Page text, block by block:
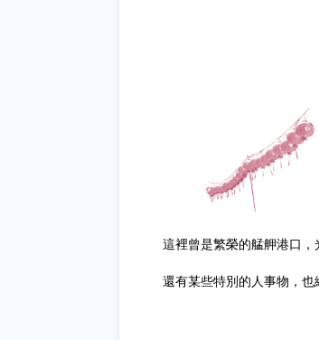
這裡曾是繁榮的艋舺港口，
還有某些特別的人事物，也